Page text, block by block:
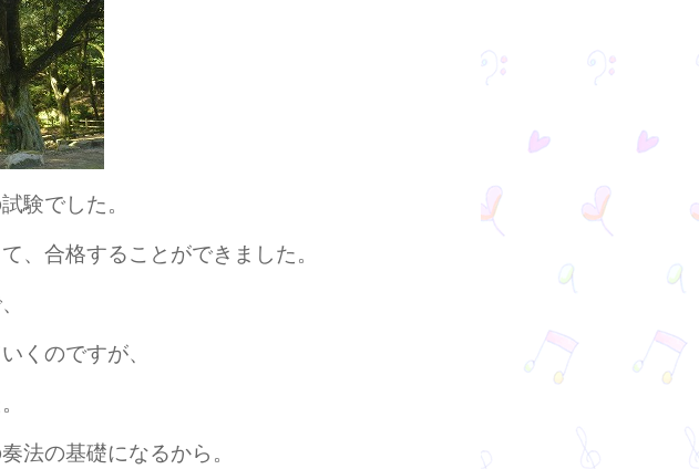
験でした。
、合格することができました。
くのですが、
法の基礎になるから。